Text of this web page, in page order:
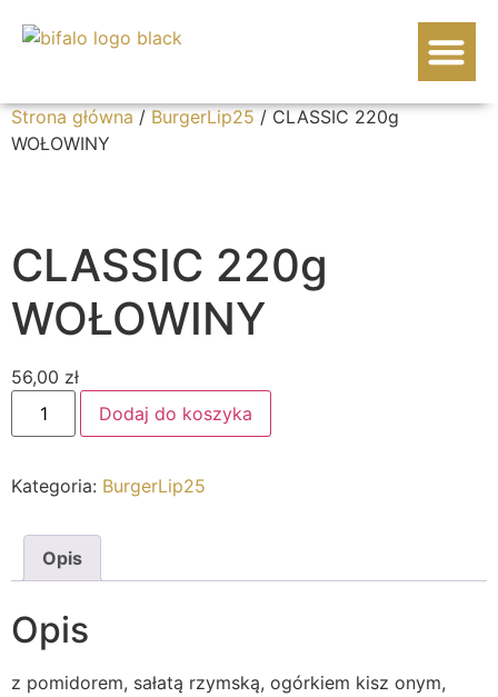
Strona główna/BurgerLip25/ CLASSIC 220g
WOŁOWINY
CLASSIC 220g
WOŁOWINY
56,00 zł
Dodaj do koszyka
Kategoria: BurgerLip25
Opis
Opis
z pomidorem, sałatą rzymską, ogórkiem kisz onym,